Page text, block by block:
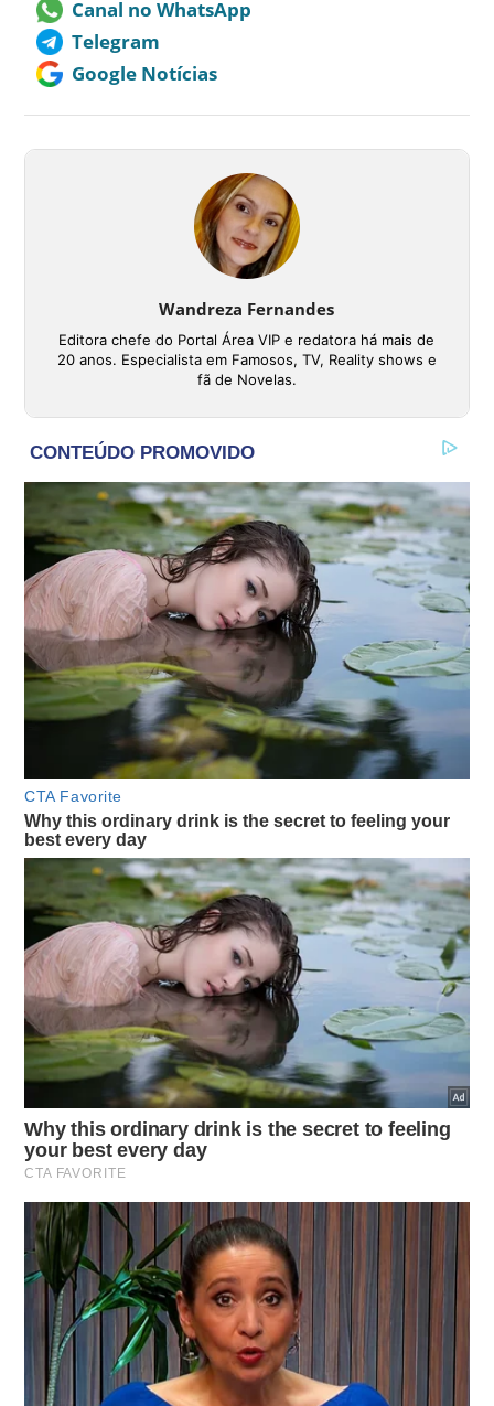
Canal no WhatsApp
Telegram
Google Notícias
Wandreza Fernandes
Editora chefe do Portal Área VIP e redatora há mais de
20 anos. Especialista em Famosos, TV, Reality shows e
fã de Novelas.